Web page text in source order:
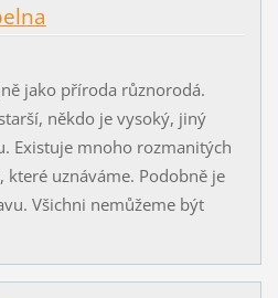
jako příroda různorodá.
někdo je vysoký, jiný
Existuje mnoho rozmanitých
uznáváme. Podobně je
Všichni nemůžeme být